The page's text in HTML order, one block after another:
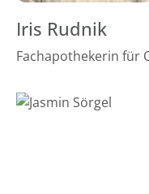
Iris Rudnik
Fachapothekerin für